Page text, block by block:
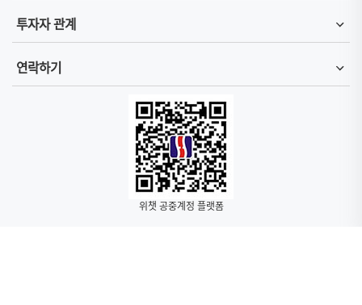
투자자 관계
연락하기
위챗 공중계정 플랫폼